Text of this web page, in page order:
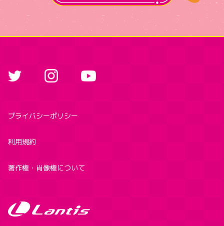
プライバシーポリシー
利用規約
著作権・肖像権について